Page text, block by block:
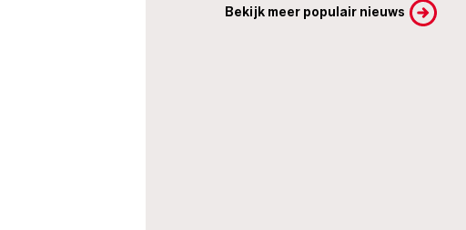
Bekijk meer populair nieuws